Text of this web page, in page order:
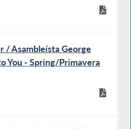
/ Asambleísta George
You - Spring/Primavera